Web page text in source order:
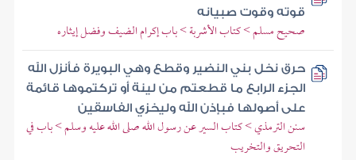
قوته وقوت صبيانه
صحيح مسلم > كتاب الأشربة > باب إكرام الضيف وفضل إيثاره
حرق نخل بني النضير وقطع وهي البويرة فأنزل الله
الجزء الرابع ما قطعتم من لينة أو تركتموها قائمة
على أصولها فبإذن الله وليخزي الفاسقين
سنن الترمذي > كتاب السير عن رسول الله صلى الله عليه وسلم > باب في
التحريق والتخريب